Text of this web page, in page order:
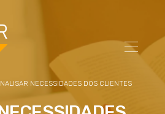
NECESSIDADES DOS CLIENTES